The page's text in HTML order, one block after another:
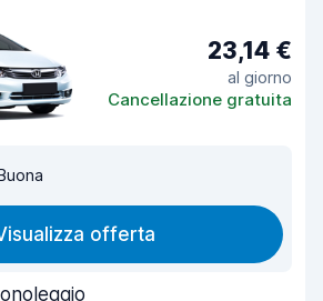
23,14 €
al giorno
Cancellazione gratuita
offerta